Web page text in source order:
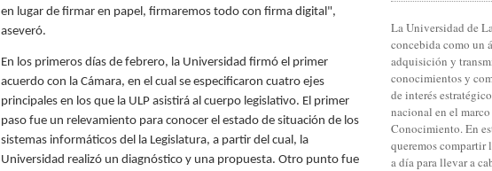
en lugar de firmar en papel, firmaremos todo con firma digital",
aseveró.
En los primeros días de febrero, la Universidad firmó el primer
acuerdo con la Cámara, en el cual se especificaron cuatro ejes
principales en los que la ULP asistirá al cuerpo legislativo. El primer
paso fue un relevamiento para conocer el estado de situación de los
sistemas informáticos del la Legislatura, a partir del cual, la
Universidad realizó un diagnóstico y una propuesta. Otro punto fue
La Universidad de
concebida como un
adquisición y
conocimientos y
de interés
nacional en el
Conocimiento. En
queremos compartir
a día para llevar a